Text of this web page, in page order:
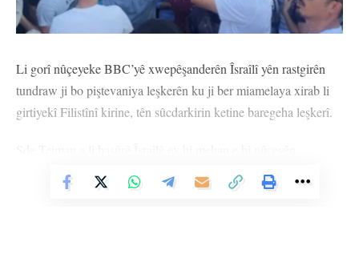
Li gorî nûçeyeke BBC’yê xwepêşanderên Îsraîlî yên rastgirên
tundraw ji bo piştevaniya leşkerên ku ji ber miamelaya xirab li
girtiyekî Filistînî kirine, tên sûcdarkirin ketine baregeha leşkerî.
miameleya dermirovî ya li dijî girtiyên Filistînî di rojevê de ye.
Vê Nûçeyê Bixwîne